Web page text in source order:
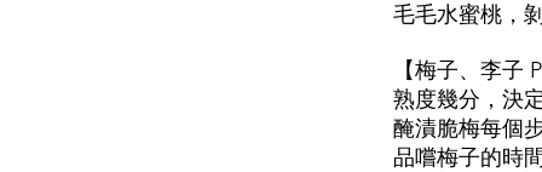
毛毛水蜜桃，
【梅子、李子
熟度幾分，決
醃漬脆梅每個
品嚐梅子的時